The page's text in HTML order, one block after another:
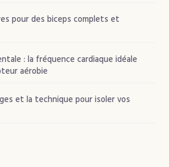
pour des biceps complets et
: la fréquence cardiaque idéale
aérobie
et la technique pour isoler vos